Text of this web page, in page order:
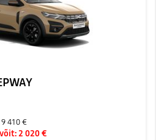
410 €
2 020 €